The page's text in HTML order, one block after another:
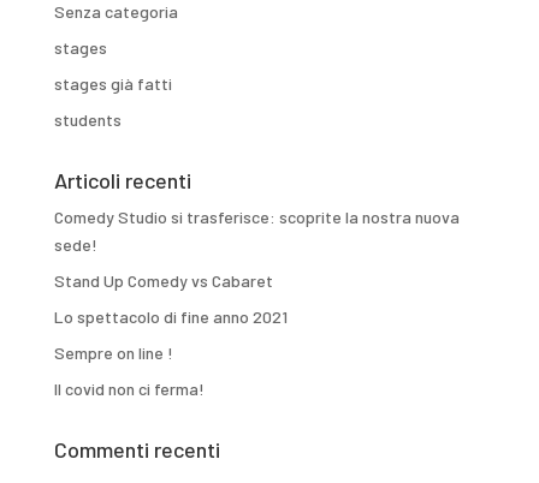
Senza categoria
stages
stages già fatti
students
Articoli recenti
Comedy Studio si trasferisce: scoprite la nostra nuova
sede!
Stand Up Comedy vs Cabaret
Lo spettacolo di fine anno 2021
Sempre on line !
Il covid non ci ferma!
Commenti recenti